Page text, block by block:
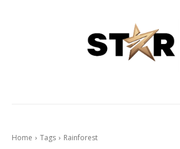
Home Tags Rainforest